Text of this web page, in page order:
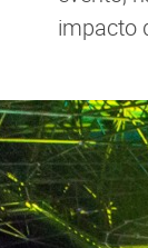
impacto